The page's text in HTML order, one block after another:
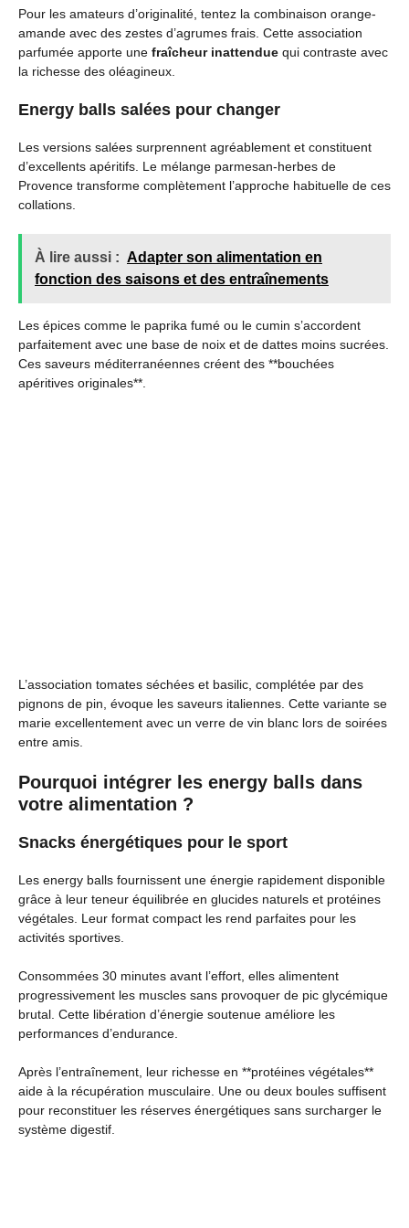
Pour les amateurs d’originalité, tentez la combinaison orange-
amande avec des zestes d’agrumes frais. Cette association
parfumée apporte une fraîcheur inattendue qui contraste avec
la richesse des oléagineux.
Energy balls salées pour changer
Les versions salées surprennent agréablement et constituent
d’excellents apéritifs. Le mélange parmesan-herbes de
Provence transforme complètement l’approche habituelle de ces
collations.
À lire aussi : Adapter son alimentation en
fonction des saisons et des entraînements
Les épices comme le paprika fumé ou le cumin s’accordent
parfaitement avec une base de noix et de dattes moins sucrées.
Ces saveurs méditerranéennes créent des **bouchées
apéritives originales**.
L’association tomates séchées et basilic, complétée par des
pignons de pin, évoque les saveurs italiennes. Cette variante se
marie excellentement avec un verre de vin blanc lors de soirées
entre amis.
Pourquoi intégrer les energy balls dans
votre alimentation ?
Snacks énergétiques pour le sport
Les energy balls fournissent une énergie rapidement disponible
grâce à leur teneur équilibrée en glucides naturels et protéines
végétales. Leur format compact les rend parfaites pour les
activités sportives.
Consommées 30 minutes avant l’effort, elles alimentent
progressivement les muscles sans provoquer de pic glycémique
brutal. Cette libération d’énergie soutenue améliore les
performances d’endurance.
Après l’entraînement, leur richesse en **protéines végétales**
aide à la récupération musculaire. Une ou deux boules suffisent
pour reconstituer les réserves énergétiques sans surcharger le
système digestif.